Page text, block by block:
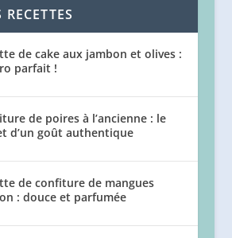
de cake aux jambon et olives :
parfait !
de poires à l’ancienne : le
d’un goût authentique
de confiture de mangues
: douce et parfumée